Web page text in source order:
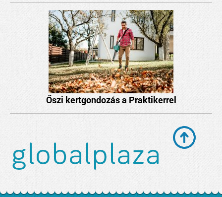
Őszi kertgondozás a Praktikerrel